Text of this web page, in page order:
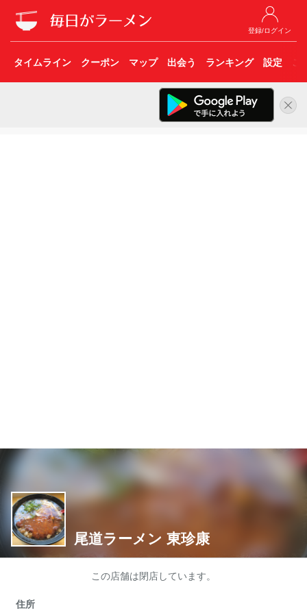
登録/ログイン
タイムライン クーポン マップ 出会う ランキング 設定 こ
尾道ラーメン 東珍康
この店舗は閉店しています。
住所